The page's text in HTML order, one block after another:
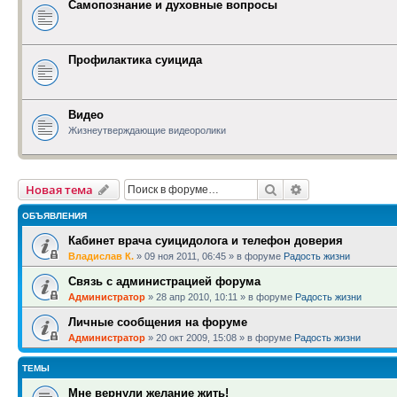
Самопознание и духовные вопросы
Профилактика суицида
Видео
Жизнеутверждающие видеоролики
Новая тема Поиск
ОБЪЯВЛЕНИЯ
Кабинет врача суицидолога и телефон доверия
Владислав К. » 09 ноя 2011, 06:45 » в форуме Радость жизни
Связь с администрацией форума
Администратор » 28 апр 2010, 10:11 » в форуме Радость жизни
Личные сообщения на форуме
Администратор » 20 окт 2009, 15:08 » в форуме Радость жизни
ТЕМЫ
Мне вернули желание жить!